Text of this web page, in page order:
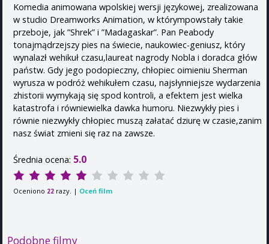
Komedia animowana wpolskiej wersji językowej, zrealizowana
w studio Dreamworks Animation, w którympowstały takie
przeboje, jak ”Shrek” i ”Madagaskar”. Pan Peabody
tonajmądrzejszy pies na świecie, naukowiec-geniusz, który
wynalazł wehikuł czasu,laureat nagrody Nobla i doradca głów
państw. Gdy jego podopieczny, chłopiec oimieniu Sherman
wyrusza w podróż wehikułem czasu, najsłynniejsze wydarzenia
zhistorii wymykają się spod kontroli, a efektem jest wielka
katastrofa i równiewielka dawka humoru. Niezwykły pies i
równie niezwykły chłopiec muszą załatać dziurę w czasie,zanim
nasz świat zmieni się raz na zawsze.
Średnia ocena: 5.0
Oceniono 22 razy. | Oceń film
Podobne filmy